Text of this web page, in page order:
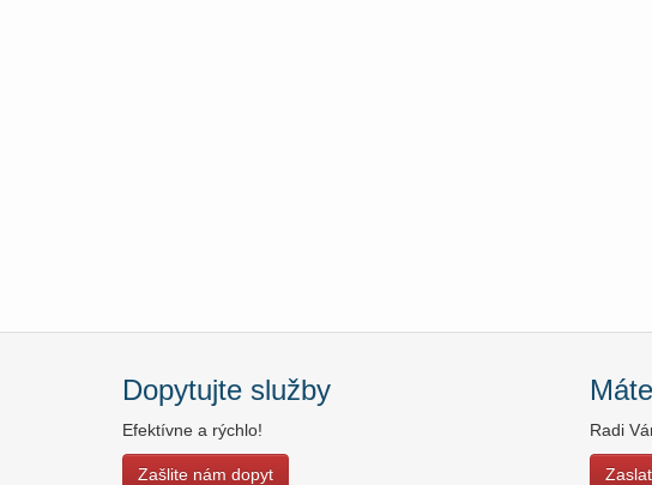
Dopytujte služby
Efektívne a rýchlo!
Zašlite nám dopyt
Radi